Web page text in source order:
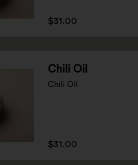
$31.00
Chili Oil
Chili Oil
$31.00